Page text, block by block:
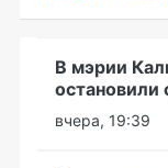
В мэрии
остановили
вчера, 19:39